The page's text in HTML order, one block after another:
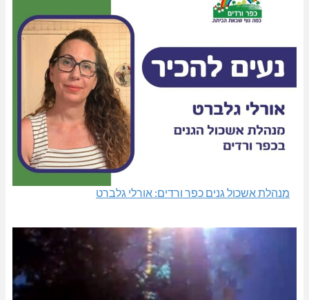
מנהלת אשכול גנים כפר ורדים: אורלי גלברט